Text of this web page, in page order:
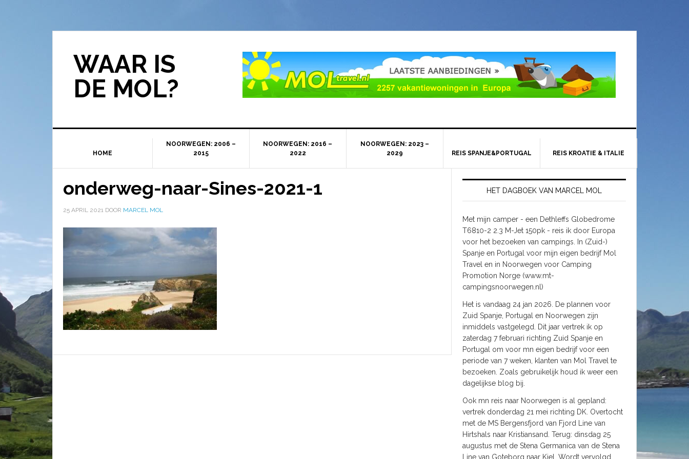
WAAR IS
DE MOL?
HOME
NOORWEGEN: 2006 –
2015
NOORWEGEN: 2016 –
2022
NOORWEGEN: 2023 –
2029
REIS SPANJE&PORTUGAL REIS KROATIE & ITALIE
onderweg-naar-Sines-2021-1
25 APRIL 2021 DOOR MARCEL MOL
HET DAGBOEK VAN MARCEL MOL
Met mijn camper - een Dethleffs Globedrome
T6810-2 2.3 M-Jet 150pk - reis ik door Europa
voor het bezoeken van campings. In (Zuid-)
Spanje en Portugal voor mijn eigen bedrijf Mol
Travel en in Noorwegen voor Camping
Promotion Norge (www.mt-
campingsnoorwegen.nl)
Het is vandaag 24 jan 2026. De plannen voor
Zuid Spanje, Portugal en Noorwegen zijn
inmiddels vastgelegd. Dit jaar vertrek ik op
zaterdag 7 februari richting Zuid Spanje en
Portugal om voor mn eigen bedrijf voor een
periode van 7 weken, klanten van Mol Travel te
bezoeken. Zoals gebruikelijk houd ik weer een
dagelijkse blog bij.
Ook mn reis naar Noorwegen is al gepland:
vertrek donderdag 21 mei richting DK. Overtocht
met de MS Bergensfjord van Fjord Line van
Hirtshals naar Kristiansand. Terug: dinsdag 25
augustus met de Stena Germanica van de Stena
Line van Goteborg naar Kiel. Wordt vervolgd.